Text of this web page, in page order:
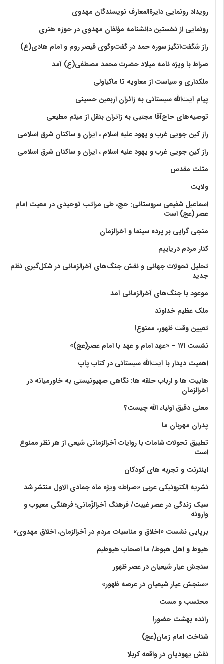
رویداد رونمایی دایرةالمعارف نویسندگان مهدوی
رونمایی از نخستین دانشنامه مؤلفان مهدوی در حوزه هنری
راز شگفت‌انگیز سوره حمد در گفت‌وگوی قیصر روم و امام هادی(ع)
صراط با ویژه نامه میلاد حضرت محمد مصطفی(ع) آمد
ملکداری و سیاست از معاویه تا ماکیاولی
پیام آیت‌الله سیستانی به زائران اربعین حسینی
توصیه‌های حاج‌آقا مجتبی به زائران بنقل از میثم مطیعی
راز کین جویی غرب و یهود علیه اسلام ، ایران و ساکنان شرق اسلامی
راز کین جویی غرب و یهود علیه اسلام ، ایران و ساکنان شرق اسلامی
مثلث مقدس
ولايت‏
اسماعیل شفیعی سروستانی: حج، طی مراتب توحیدی در معیت امام
عصر (عج) است
منجی گرایی بر پرده سینما و آخرالزمان
کنار مردم دریاییم
تحلیل تحولات جهانی و نقش جنگ‌های آخرالزمانی در شکل‌گیری نظم
جدید
موعود با جنگ‌های آخرالزمانی آمد
ملک عظیم خداوند
تعیین وقت ظهور، ممنوع!
نشست ۱۷۱ – «عهد امام و عهد با امام عصر(عج)»
اهمیت دیدار با آیت‌الله سیستانی در کتاب پاپ
هابیت ها و ارباب حلقه ها: نگاهی صهیونیستی به خاورمیانه در
آخرالزمان
معنی دقیق اولیاء الله چیست؟
پدران مهربان ما
تطبیق تحولات شامات با روایات آخرالزمانی شیعی از هر نظر ممنوع
است
اینترنت و تجربه های کودکان
نشریه الکترونیکی عربی «صراط» ویژه ماه جمادی الاول منتشر شد
سبک زندگی در عصر غیبت/ فرهنگ آخرالزّمانی؛ فرهنگی معیوب و
وارونه
برپایی نشست «اخلاق و مناسبات مردم در آخرالزمان، اخلاق مهدوی»
هبوط و اهل هبوط/ ما اصحاب هبوطیم
سنجش عیار شیعیان در عصر ظهور
«سنجش عیار شیعیان در عرصه ظهور»
محتسب و مست
رانده بهشت‌ حضور!
شناخت امام زمان(عج)
نقش یهودیان در واقعه کربلا